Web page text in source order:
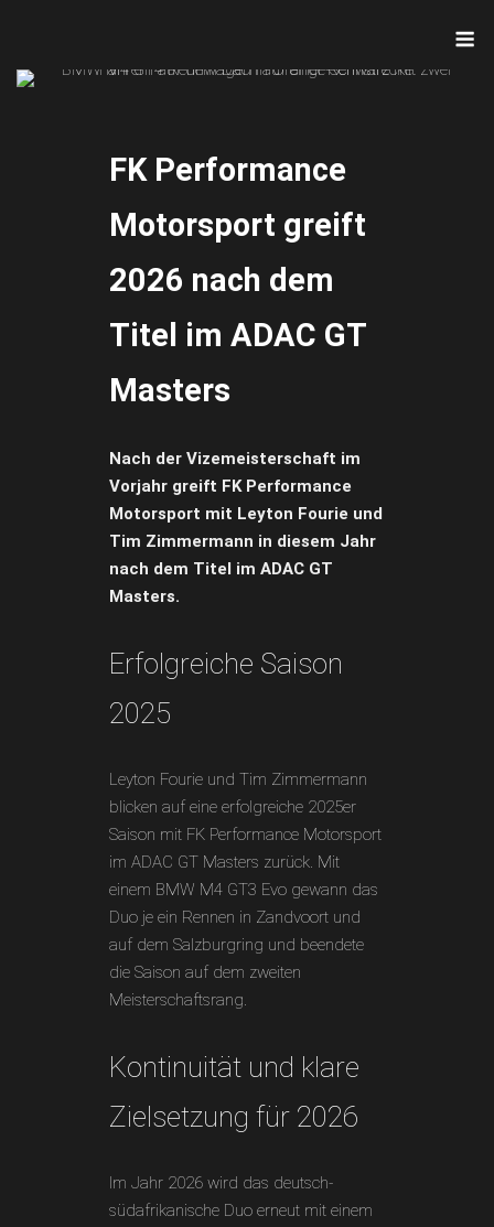
content
FK Performance
Motorsport greift
2026 nach dem
Titel im ADAC GT
Masters
Nach der Vizemeisterschaft im
Vorjahr greift FK Performance
Motorsport mit Leyton Fourie und
Tim Zimmermann in diesem Jahr
nach dem Titel im ADAC GT
Masters.
Erfolgreiche Saison
2025
Leyton Fourie und Tim Zimmermann
blicken auf eine erfolgreiche 2025er
Saison mit FK Performance Motorsport
im ADAC GT Masters zurück. Mit
einem BMW M4 GT3 Evo gewann das
Duo je ein Rennen in Zandvoort und
auf dem Salzburgring und beendete
die Saison auf dem zweiten
Meisterschaftsrang.
Kontinuität und klare
Zielsetzung für 2026
Im Jahr 2026 wird das deutsch-
südafrikanische Duo erneut mit einem